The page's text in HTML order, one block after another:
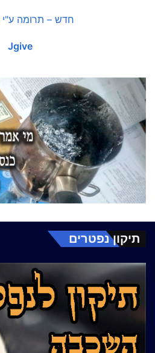
חדש – תרומה ע"י
Jgive
תיקון נפטרים